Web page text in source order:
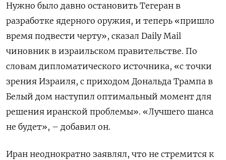
Нужно было давно остановить Тегеран в
разработке ядерного оружия, и теперь «пришло
время подвести черту», сказал Daily Mail
чиновник в израильском правительстве. По
словам дипломатического источника, «с точки
зрения Израиля, с приходом Дональда Трампа в
Белый дом наступил оптимальный момент для
решения иранской проблемы». «Лучшего шанса
не будет», – добавил он.
Иран неоднократно заявлял, что не стремится к